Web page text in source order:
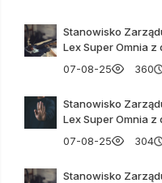
Stanowisko
Lex Super Omnia
07-08-25
360
Stanowisko
Lex Super Omnia
07-08-25
304
Stanowisko